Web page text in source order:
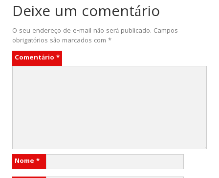
Deixe um comentário
O seu endereço de e-mail não será publicado. Campos
obrigatórios são marcados com *
Comentário *
Nome *